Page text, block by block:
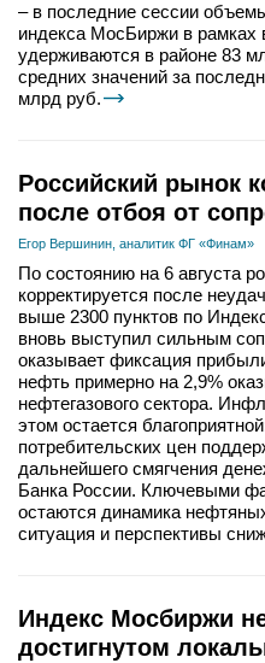
– в последние сессии
индекса МосБиржи в рамках
удерживаются в районе 83
средних значений за
млрд руб.
Российский рынок
после отбоя от
Егор Вершинин, аналитик ФГ «Финам»
По состоянию на 6 августа
корректируется после
выше 2300 пунктов по
вновь выступил сильным
оказывает фиксация
нефть примерно на 2,9%
нефтегазового сектора.
этом остается
потребительских цен
дальнейшего смягчения
Банка России. Ключевыми
остаются динамика
ситуация и перспективы
Индекс Мосбиржи
достигнутом